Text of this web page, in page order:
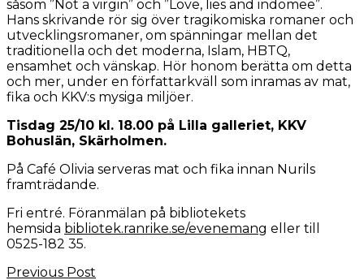
såsom ”Not a virgin” och ”Love, lies and indomee”.
Hans skrivande rör sig över tragikomiska romaner och
utvecklingsromaner, om spänningar mellan det
traditionella och det moderna, Islam, HBTQ,
ensamhet och vänskap. Hör honom berätta om detta
och mer, under en författarkväll som inramas av mat,
fika och KKV:s mysiga miljöer.
Tisdag 25/10 kl. 18.00 på Lilla galleriet, KKV
Bohuslän, Skärholmen.
På Café Olivia serveras mat och fika innan Nurils
framträdande.
Fri entré. Föranmälan på bibliotekets
hemsida bibliotek.ranrike.se/evenemang eller till
0525-182 35.
Previous Post